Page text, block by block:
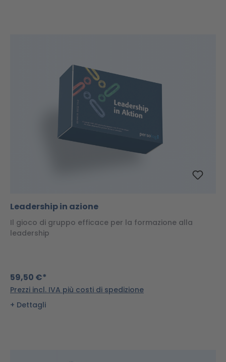
Leadership in azione
Il gioco di gruppo efficace per la formazione alla
leadership
59,50 €*
Prezzi incl. IVA più costi di spedizione
Dettagli